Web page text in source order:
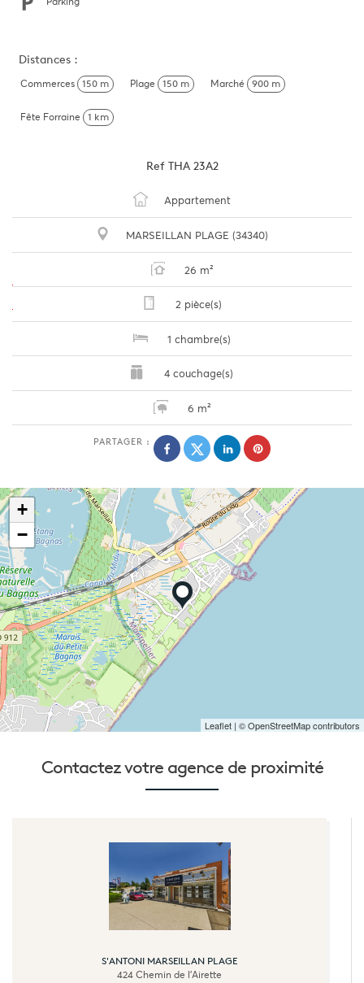
Distances :
Commerces 150 m Plage 150 m Marché 900 m
Fête Forraine 1 km
Ref THA 23A2
Appartement
MARSEILLAN PLAGE (34340)
26 m²
2 pièce(s)
1 chambre(s)
4 couchage(s)
6 m²
PARTAGER :
+
−
Leaflet | © OpenStreetMap contributors
Contactez votre agence de proximité
S'ANTONI MARSEILLAN PLAGE
424 Chemin de l'Airette